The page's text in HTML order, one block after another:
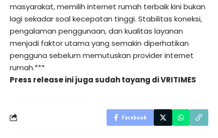
masyarakat, memilih internet rumah terbaik kini bukan
lagi sekadar soal kecepatan tinggi. Stabilitas koneksi,
pengalaman penggunaan, dan kualitas layanan
menjadi faktor utama yang semakin diperhatikan
pengguna sebelum memutuskan provider internet
rumah.***
Press release ini juga sudah tayang diVRITIMES
Facebook